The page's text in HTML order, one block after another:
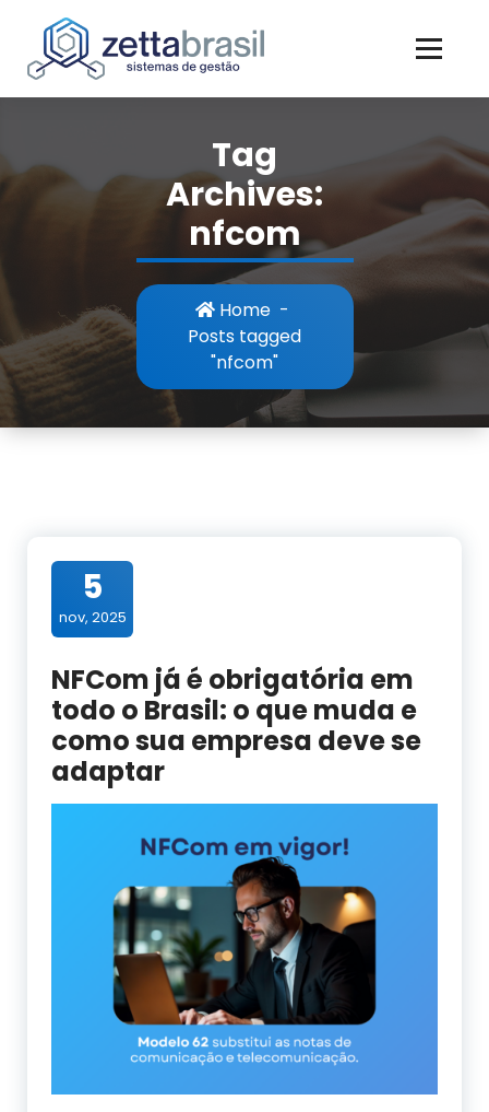
content
Tag
Archives:
nfcom
Home -
Posts tagged
"nfcom"
5
nov, 2025
NFCom já é obrigatória em
todo o Brasil: o que muda e
como sua empresa deve se
adaptar